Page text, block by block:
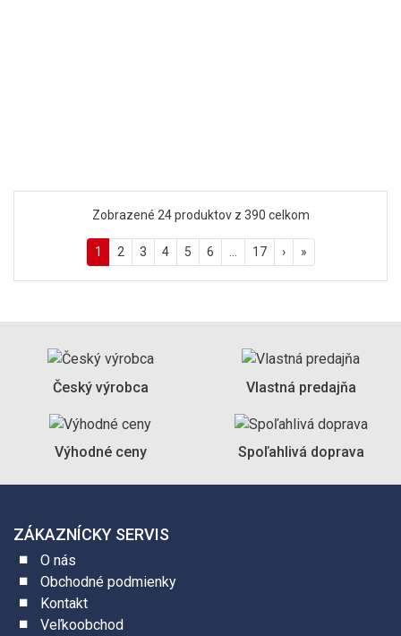
Zobrazené 24 produktov z 390 celkom
1 2 3 4 5 6 17 › »
Český výrobca Vlastná predajňa
Výhodné ceny Spoľahlivá doprava
ZÁKAZNÍCKY SERVIS
O nás
Obchodné podmienky
Kontakt
Veľkoobchod